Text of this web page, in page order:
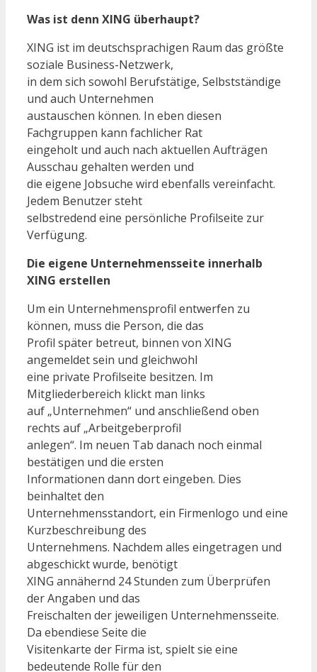
Was ist denn XING überhaupt?
XING ist im deutschsprachigen Raum das größte
soziale Business-Netzwerk,
in dem sich sowohl Berufstätige, Selbstständige
und auch Unternehmen
austauschen können. In eben diesen
Fachgruppen kann fachlicher Rat
eingeholt und auch nach aktuellen Aufträgen
Ausschau gehalten werden und
die eigene Jobsuche wird ebenfalls vereinfacht.
Jedem Benutzer steht
selbstredend eine persönliche Profilseite zur
Verfügung.
Die eigene Unternehmensseite innerhalb
XING erstellen
Um ein Unternehmensprofil entwerfen zu
können, muss die Person, die das
Profil später betreut, binnen von XING
angemeldet sein und gleichwohl
eine private Profilseite besitzen. Im
Mitgliederbereich klickt man links
auf „Unternehmen“ und anschließend oben
rechts auf „Arbeitgeberprofil
anlegen“. Im neuen Tab danach noch einmal
bestätigen und die ersten
Informationen dann dort eingeben. Dies
beinhaltet den
Unternehmensstandort, ein Firmenlogo und eine
Kurzbeschreibung des
Unternehmens. Nachdem alles eingetragen und
abgeschickt wurde, benötigt
XING annähernd 24 Stunden zum Überprüfen
der Angaben und das
Freischalten der jeweiligen Unternehmensseite.
Da ebendiese Seite die
Visitenkarte der Firma ist, spielt sie eine
bedeutende Rolle für den